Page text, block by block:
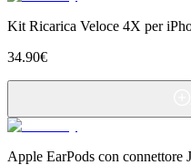
Kit Ricarica Veloce 4X per
34.90€
Apple EarPods con connettore